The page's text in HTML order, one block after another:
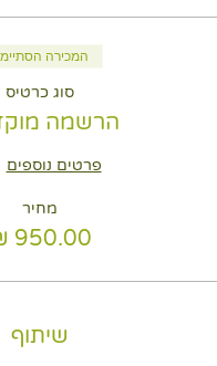
המכירה
סוג כרטיס
הרשמה
פרטים נוספים
מחיר
שיתוף